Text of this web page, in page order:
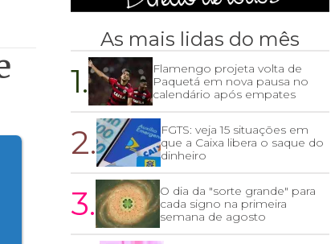
As mais lidas do mês
1.
Flamengo projeta volta de
Paquetá em nova pausa no
calendário após empates
2.
FGTS: veja 15 situações em
que a Caixa libera o saque do
dinheiro
3.
O dia da "sorte grande" para
cada signo na primeira
semana de agosto